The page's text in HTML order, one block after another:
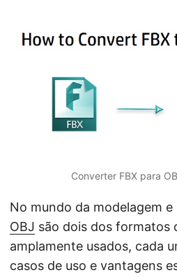
Converter FBX para
No mundo da modelagem e
OBJ são dois dos formatos
amplamente usados, cada
casos de uso e vantagens